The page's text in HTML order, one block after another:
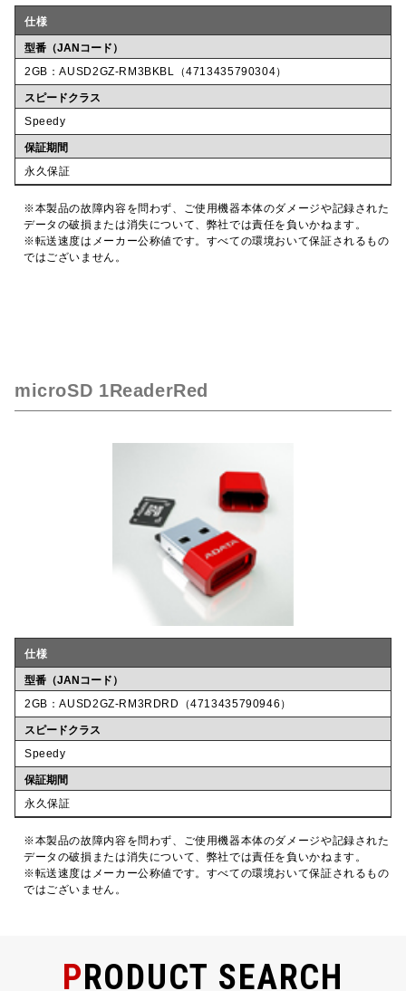
仕様
型番（JANコード）
2GB：AUSD2GZ-RM3BKBL（4713435790304）
スピードクラス
Speedy
保証期間
永久保証
※本製品の故障内容を問わず、ご使用機器本体のダメージや記録された
データの破損または消失について、弊社では責任を負いかねます。
※転送速度はメーカー公称値です。すべての環境おいて保証されるもの
ではございません。
microSD 1ReaderRed
仕様
型番（JANコード）
2GB：AUSD2GZ-RM3RDRD（4713435790946）
スピードクラス
Speedy
保証期間
永久保証
※本製品の故障内容を問わず、ご使用機器本体のダメージや記録された
データの破損または消失について、弊社では責任を負いかねます。
※転送速度はメーカー公称値です。すべての環境おいて保証されるもの
ではございません。
PRODUCT SEARCH